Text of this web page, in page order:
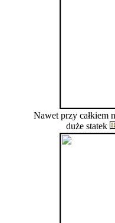
Nawet przy całkiem
duże statek